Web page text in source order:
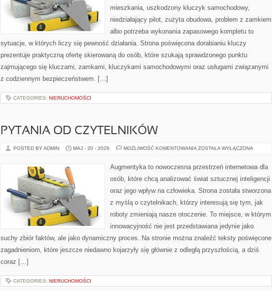
mieszkania, uszkodzony kluczyk samochodowy,
niedziałający pilot, zużyta obudowa, problem z zamkiem
albo potrzeba wykonania zapasowego kompletu to
sytuacje, w których liczy się pewność działania. Strona poświęcona dorabianiu kluczy
prezentuje praktyczną ofertę skierowaną do osób, które szukają sprawdzonego punktu
zajmującego się kluczami, zamkami, kluczykami samochodowymi oraz usługami związanymi
z codziennym bezpieczeństwem. […]
CATEGORIES: NIERUCHOMOŚCI
PYTANIA OD CZYTELNIKÓW
POSTED BY ADMIN MAJ - 20 - 2026 MOŻLIWOŚĆ KOMENTOWANIA PYTANIA
ZOSTAŁA WYŁĄCZONA
Augmentyka to nowoczesna przestrzeń internetowa dla
osób, które chcą analizować świat sztucznej inteligencji
oraz jego wpływ na człowieka. Strona została stworzona
z myślą o czytelnikach, którzy interesują się tym, jak
roboty zmieniają nasze otoczenie. To miejsce, w którym
innowacyjność nie jest przedstawiana jedynie jako
suchy zbiór faktów, ale jako dynamiczny proces. Na stronie można znaleźć teksty poświęcone
zagadnieniom, które jeszcze niedawno kojarzyły się głównie z odległą przyszłością, a dziś
coraz […]
CATEGORIES: NIERUCHOMOŚCI